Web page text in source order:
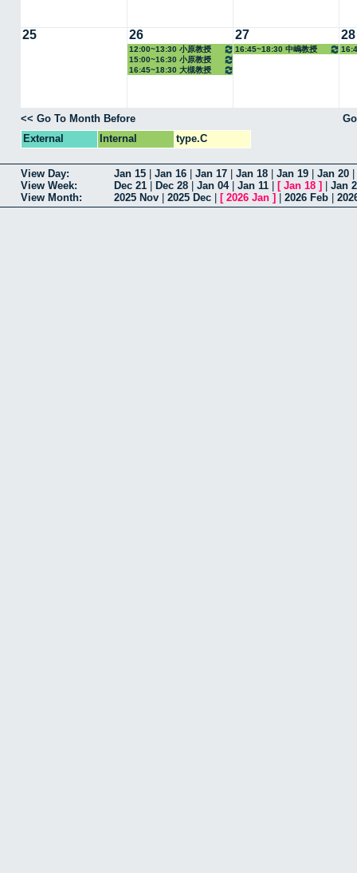
25 26
12:00~13:30 小原教授
15:00~16:30 小原教授
16:45~18:30 大槻教授
27
16:45~18:30 中嶋教授
28
<< Go To Month Before
External
Internal type.C
View Day: Jan 15 Jan 16 Jan 17 Jan 18 Jan 19 Jan 20
View Week:
Dec 21 Dec 28 Jan 04| Jan 11 [ Jan 18 ]
Jan
View Month:
2025 Nov 2025 Dec [ 2026 Jan ] 2026 Feb